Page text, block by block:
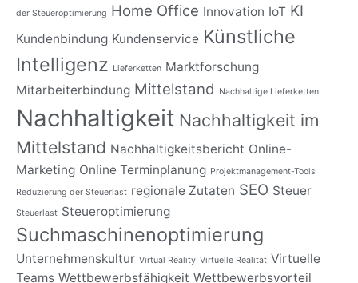
der Steueroptimierung Home Office Innovation IoT KI
Kundenbindung Kundenservice Künstliche
Intelligenz Lieferketten Marktforschung
Mitarbeiterbindung Mittelstand Nachhaltige Lieferketten
Nachhaltigkeit Nachhaltigkeit im
Mittelstand Nachhaltigkeitsbericht Online-
Marketing Online Terminplanung Projektmanagement-Tools
Reduzierung der Steuerlast regionale Zutaten SEO Steuer
Steuerlast Steueroptimierung
Suchmaschinenoptimierung
Unternehmenskultur Virtual Reality Virtuelle Realität Virtuelle
Teams Wettbewerbsfähigkeit Wettbewerbsvorteil